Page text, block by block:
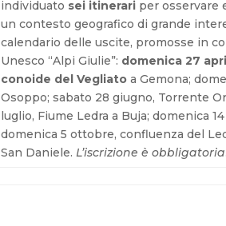
individuato sei itinerari per osservare
un contesto geografico di grande
calendario delle uscite, promosse in
Unesco “Alpi Giulie”: domenica 27
conoide del Vegliato a Gemona;
Osoppo; sabato 28 giugno, Torrente
luglio, Fiume Ledra a Buja; domenica
domenica 5 ottobre, confluenza del
San Daniele.L’iscrizione è obbligatoria